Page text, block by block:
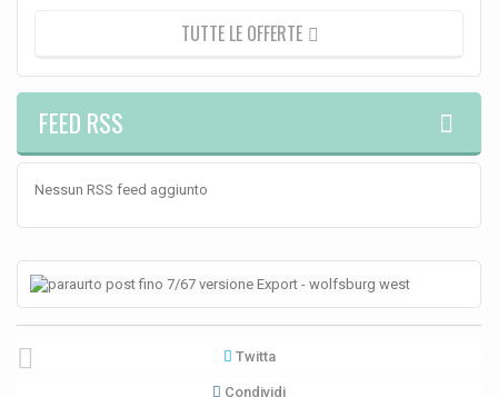
TUTTE LE OFFERTE
FEED RSS
Nessun RSS feed aggiunto
Twitta
Condividi